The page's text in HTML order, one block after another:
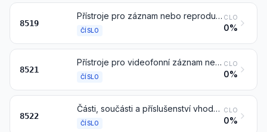
8519
Přístroje pro záznam nebo reprodukci zvuku
ČÍSLO
CLO
0%
8521
Přístroje pro videofonní záznam nebo jeho reprodukci, též s vestavěným videotunerem
ČÍSLO
CLO
0%
8522
Části, součásti a příslušenství vhodné pro použití výhradně nebo hlavně s přístroji čísla 8519 nebo 8521
ČÍSLO
CLO
0%